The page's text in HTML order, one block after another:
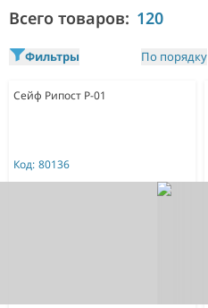
Всего товаров: 120
Фильтры По порядку
Сейф Рипост Р-01
Код: 80136